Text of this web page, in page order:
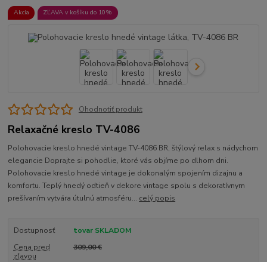
Akcia ZĽAVA v košíku do 10%
Ohodnotiť produkt
Relaxačné kreslo TV-4086
Polohovacie kreslo hnedé vintage TV-4086 BR, štýlový relax s nádychom
elegancie Doprajte si pohodlie, ktoré vás objíme po dlhom dni.
Polohovacie kreslo hnedé vintage je dokonalým spojením dizajnu a
komfortu. Teplý hnedý odtieň v dekore vintage spolu s dekoratívnym
prešívaním vytvára útulnú atmosféru... celý popis
Dostupnosť
tovar SKLADOM
Cena pred
zľavou
309,00 €